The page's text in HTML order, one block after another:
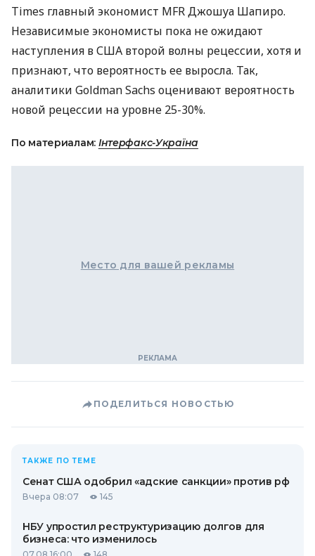
Times главный экономист MFR Джошуа Шапиро.
Независимые экономисты пока не ожидают
наступления в США второй волны рецессии, хотя и
признают, что вероятность ее выросла. Так,
аналитики Goldman Sachs оценивают вероятность
новой рецессии на уровне 25-30%.
По материалам: Інтерфакс-Україна
Место для вашей рекламы
ПОДЕЛИТЬСЯ НОВОСТЬЮ
ТАКЖЕ ПО ТЕМЕ
Сенат США одобрил «адские санкции» против рф
Вчера 08:07 145
НБУ упростил реструктуризацию долгов для
бизнеса: что изменилось